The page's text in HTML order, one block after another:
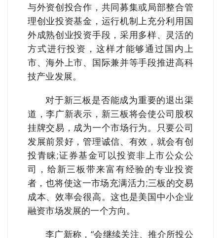
与外资创投合作，共同募集或局部整合管
理创业投资基金，运行机制上充分利用国
外成熟创业投资手段，采用多样、灵活的
方式进行投资，这样才能够通过国内上
市、海外上市、国际兼并等手段推进高科
技产业发展。
对于新三板是否能成为重要的退出渠
道，李广新表示，新三板将会使公司股权
挂牌交易，成为一个市场行为。只要公司
发展前景好，管理诚信、有效，就会有创
投青睐;证券基金可以投资非上市公众公
司，给新三板带来富有经验的专业投资
者，也将使这一市场充满活力;三板的交易
成本、效率会很高。这也是美国中小企业
融资市场发展的一个方向。
李广新称，“会继续关注、推介所投公